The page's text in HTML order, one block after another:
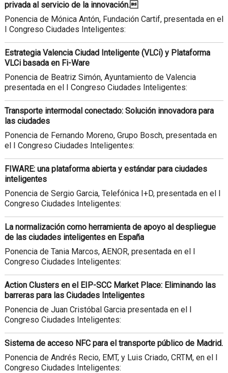
privada al servicio de la innovación.
Ponencia de Mónica Antón, Fundación Cartif, presentada en el
I Congreso Ciudades Inteligentes:
Estrategia Valencia Ciudad Inteligente (VLCi) y Plataforma
VLCi basada en Fi-Ware
Ponencia de Beatriz Simón, Ayuntamiento de Valencia
presentada en el I Congreso Ciudades Inteligentes:
Transporte intermodal conectado: Solución innovadora para
las ciudades
Ponencia de Fernando Moreno, Grupo Bosch, presentada en
el I Congreso Ciudades Inteligentes:
FIWARE: una plataforma abierta y estándar para ciudades
inteligentes
Ponencia de Sergio Garcia, Telefónica I+D, presentada en el I
Congreso Ciudades Inteligentes:
La normalización como herramienta de apoyo al despliegue
de las ciudades inteligentes en España
Ponencia de Tania Marcos, AENOR, presentada en el I
Congreso Ciudades Inteligentes:
Action Clusters en el EIP-SCC Market Place: Eliminando las
barreras para las Ciudades Inteligentes
Ponencia de Juan Cristóbal Garcia presentada en el I
Congreso Ciudades Inteligentes:
Sistema de acceso NFC para el transporte público de Madrid.
Ponencia de Andrés Recio, EMT, y Luis Criado, CRTM, en el I
Congreso Ciudades Inteligentes: